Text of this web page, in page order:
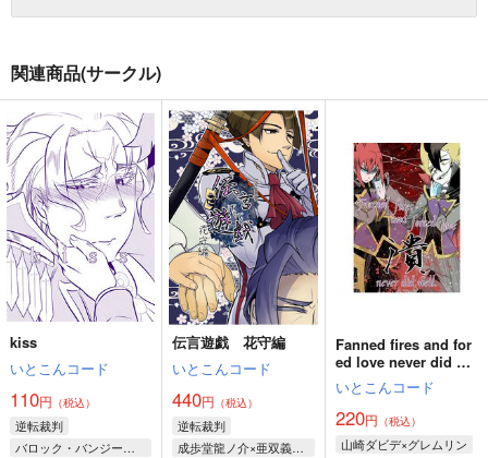
関連商品(サークル)
kiss
いとこんコード
110円 （税込）
逆転裁判
バロック・バンジークス
伝言遊戯 花守編
いとこんコード
440円 （税込）
逆転裁判
成歩堂龍ノ介×亜双義一真、成歩堂龍ノ介×バンジークス
Fanned fires and for
ed love never did we
ll 潰
いとこんコード
220円 （税込）
山崎ダビデ×グレムリン